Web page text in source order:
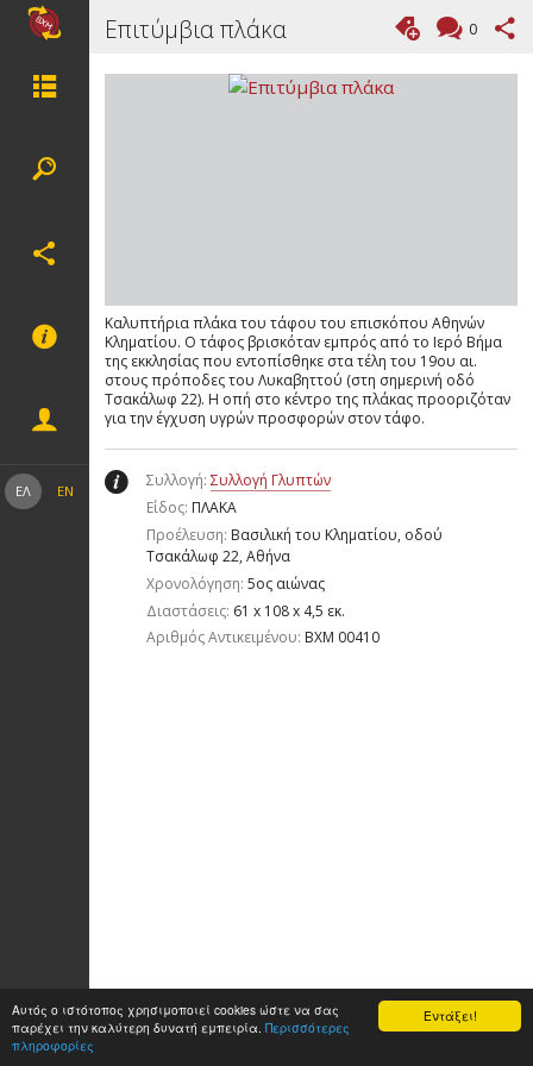
Εντάξει!
Αυτός ο ιστότοπος χρησιμοποιεί cookies ώστε να σας
παρέχει την καλύτερη δυνατή εμπειρία. Περισσότερες
πληροφορίες
ΕΛ EN
Επιτύμβια πλάκα 0
Καλυπτήρια πλάκα του τάφου του επισκόπου Αθηνών
Κληματίου. Ο τάφος βρισκόταν εμπρός από το Ιερό Βήμα
της εκκλησίας που εντοπίσθηκε στα τέλη του 19ου αι.
στους πρόποδες του Λυκαβηττού (στη σημερινή οδό
Τσακάλωφ 22). Η οπή στο κέντρο της πλάκας προοριζόταν
για την έγχυση υγρών προσφορών στον τάφο.
Συλλογή: Συλλογή Γλυπτών
Είδος: ΠΛΑΚΑ
Προέλευση: Βασιλική του Κληματίου, οδού
Τσακάλωφ 22, Αθήνα
Χρονολόγηση: 5ος αιώνας
Διαστάσεις: 61 x 108 x 4,5 εκ.
Aριθμός Αντικειμένου: ΒΧΜ 00410